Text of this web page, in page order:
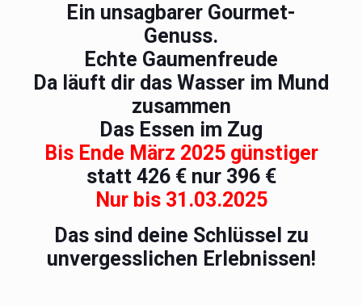
Ein unsagbarer Gourmet-
Genuss.
Echte Gaumenfreude
Da läuft dir das Wasser im Mund
zusammen
Das Essen im Zug
Bis Ende März 2025 günstiger
statt 426 € nur 396 €
Nur bis 31.03.2025
Das sind deine Schlüssel zu
unvergesslichen Erlebnissen!